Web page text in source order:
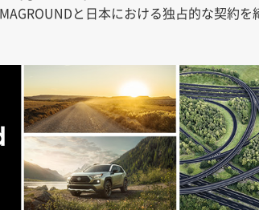
MAGROUNDと日本における独占的な契約を